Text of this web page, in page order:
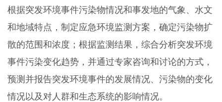
根据突发环境事件污染物情况和事发地的气象、水文
和地域特点，制定应急环境监测方案，确定污染物扩
散的范围和浓度；根据监测结果，综合分析突发环境
事件污染变化趋势，并通过专家咨询和讨论的方式，
预测并报告突发环境事件的发展情况、污染物的变化
情况以及对人群和生态系统的影响情况。